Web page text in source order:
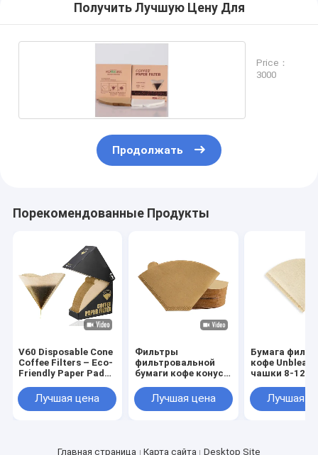
Получить Лучшую Цену Для
Price：
3000
Продолжать
Порекомендованные Продукты
V60 Disposable Cone
Coffee Filters – Eco-
Friendly Paper Pads
Brewing
Лучшая цена
Фильтры
фильтровальной
бумаги кофе конуса
устранимые
естественные
Лучшая цена
Бумага
кофе
чашки 8-12
устранимая
естественная
Лучшая
Главная страница Карта сайта Desktop Site